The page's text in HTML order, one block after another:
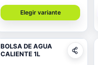
Elegir variante
BOLSA DE AGUA
CALIENTE 1L